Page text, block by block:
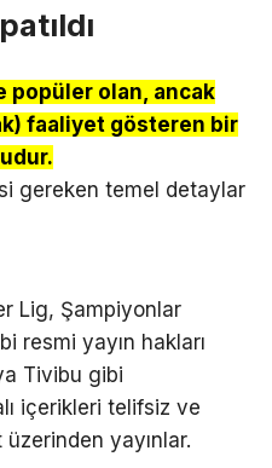
popüler olan, ancak
faaliyet gösteren bir
gereken temel detaylar
Lig, Şampiyonlar
resmi yayın hakları
Tivibu gibi
içerikleri telifsiz ve
yayınlar.